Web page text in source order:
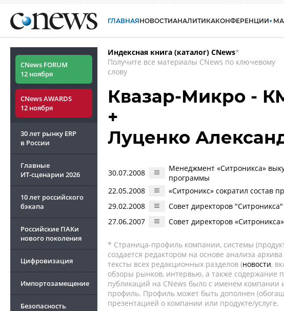
ГЛАВНАЯНОВОСТИАНАЛИТИКАКОНФЕРЕНЦИИ
CNews FORUM
12 ноября
CNews AWARDS
12 ноября
30 лет рынку ERP
в России
Главные
ИТ-сценарии 2026
10 лет российского
бэкапа
Российские ПАКи
нового поколения
Цифровизация
Импортозамещение
Безопасность
Индексная книга (каталог) CNews*
Получите все материалы CNews по ключевому
слову
Квазар-Микро -
+
Луценко
30.07.2008
Менеджмент «Ситроникса»
программы
22.05.2008
«Ситроникс» сократил состав
29.02.2008
Совет директоров
27.06.2007
Совет директоров
* Страница-профиль компании, системы
создается редактором на основе анализа
тексты всех редакционных разделов (новости,
обзоры рынков, интервью, а также содержание
публикаций на CNews было с именем компании
профиль. Профиль может быть дополнен
презентацией о компании или продукте/услуге.